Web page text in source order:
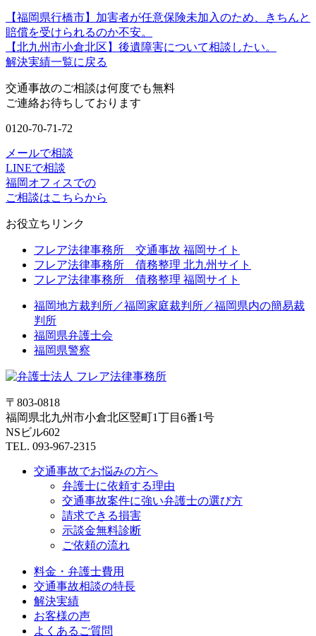
【福岡県行橋市】加害者が任意保険未加入のため、きちんと
賠償を受けられるのか不安。
【北九州市小倉北区】後遺障害について相談したい。
解決実績一覧に戻る
交通事故のご相談は何度でも無料
ご連絡お待ちしております
0120-70-71-72
メールで相談
LINEで相談
福岡オフィスでの
ご相談はこちらから
お役立ちリンク
フレア法律事務所 交通事故 福岡サイト
フレア法律事務所 債務整理 北九州サイト
フレア法律事務所 債務整理 福岡サイト
福岡地方裁判所／福岡家庭裁判所／福岡県内の簡易裁
判所
福岡県弁護士会
福岡県警察
〒803-0818
福岡県北九州市小倉北区竪町1丁目6番1号
NSビル602
TEL. 093-967-2315
交通事故でお悩みの方へ
弁護士に依頼する理由
交通事故案件に強い弁護士の選び方
請求できる損害
示談金無料診断
ご依頼の流れ
料金・弁護士費用
交通事故相談の特長
解決実績
お客様の声
よくあるご質問